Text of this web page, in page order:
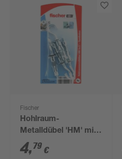
Fischer
Hohlraum-
Metalldübel 'HM' mit
Rundhaken, Ø 5 x 37
mm, 8-teilig
4,79 €